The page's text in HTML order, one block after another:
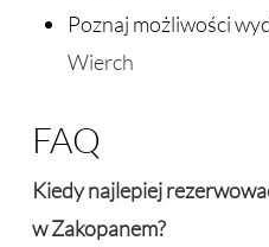
Poznaj możliwości
Wierch
FAQ
Kiedy najlepiej
w Zakopanem?